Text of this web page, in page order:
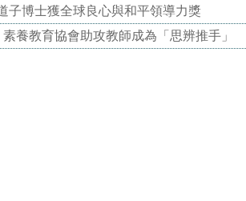
博士獲全球良心與和平領導力獎
養教育協會助攻教師成為「思辨推手」